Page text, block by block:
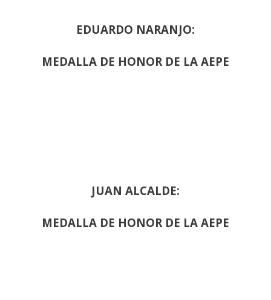
EDUARDO NARANJO:
MEDALLA DE HONOR DE LA AEPE
JUAN ALCALDE:
MEDALLA DE HONOR DE LA AEPE